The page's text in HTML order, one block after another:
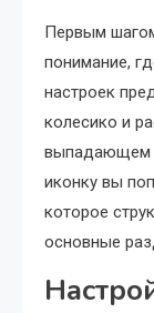
Первым
понимание,
настроек
колесико и
выпадающем
иконку вы
которое
основные